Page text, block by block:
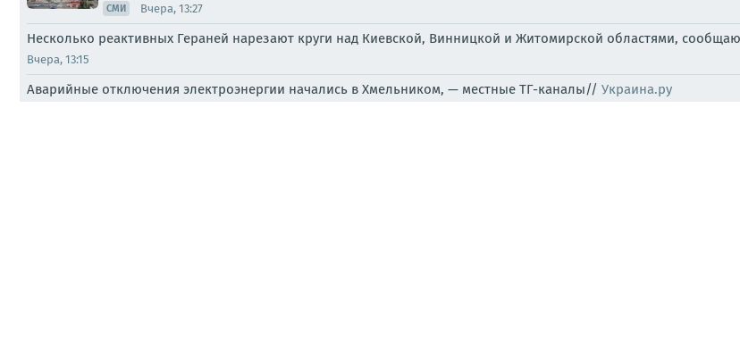
СМИ Вчера, 13:27
Несколько реактивных Гераней нарезают круги над Киевской, Винницкой и Житомирской областями,
Вчера, 13:15
Аварийные отключения электроэнергии начались в Хмельником, — местные ТГ-каналы// Украина.ру